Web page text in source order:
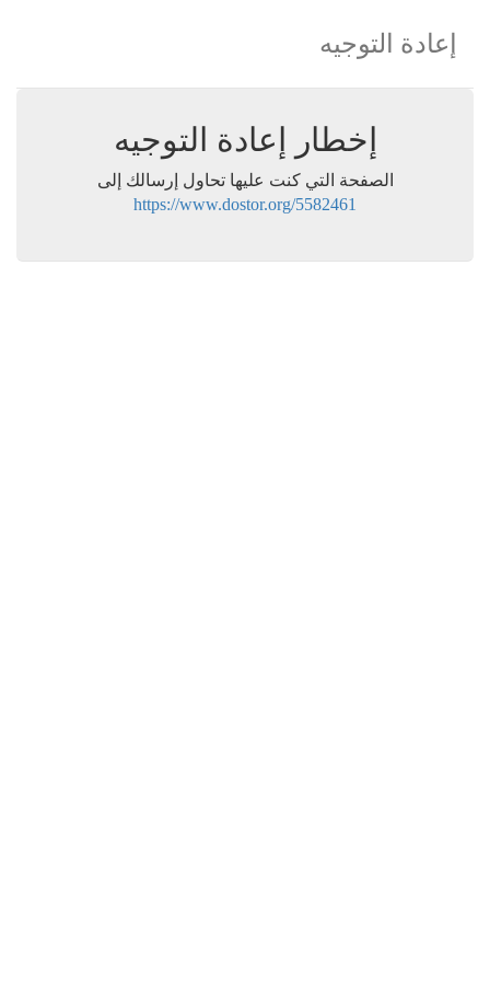
إعادة التوجيه
إخطار إعادة التوجيه
الصفحة التي كنت عليها تحاول إرسالك إلى
https://www.dostor.org/5582461